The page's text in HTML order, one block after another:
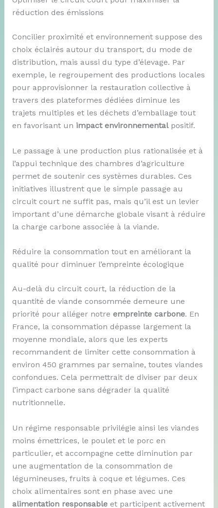
réduction des émissions
Concilier proximité et environnement suppose des
choix éclairés autour du transport, du mode de
distribution, mais aussi du type d’élevage. Par
exemple, le regroupement des productions locales
pour approvisionner la restauration collective à
travers des plateformes dédiées diminue les
trajets multiples et les déchets d’emballage tout
en favorisant un impact environnementalpositif.
Le passage à une production plus rationalisée et à
l’appui technique des chambres d’agriculture
permet de soutenir ces systèmes durables. Ces
initiatives illustrent que le simple passage au
circuit court ne suffit pas, mais qu’il est un levier
important d’une démarche globale visant à réduire
la charge carbone associée à la viande.
Réduire la consommation tout en améliorant la
qualité pour diminuer l’empreinte écologique
Au-delà du circuit court, la réduction de la
quantité de viande consommée demeure une
priorité pour alléger notre empreinte carbone. En
France, la consommation dépasse largement la
moyenne mondiale, alors que les experts
recommandent de limiter cette consommation à
environ 450 grammes par semaine, toutes viandes
confondues. Cela permettrait de diviser par deux
l’impact carbone sans dégrader la qualité
nutritionnelle.
Un régime responsable privilégie ainsi les viandes
moins émettrices, le poulet et le porc en
particulier, et accompagne cette diminution par
une augmentation de la consommation de
légumineuses, fruits à coque et légumes. Ces
choix alimentaires sont en phase avec une
alimentation responsableet participent activement